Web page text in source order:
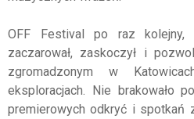
OFF Festival po raz kolejny,
zaczarował, zaskoczył i
zgromadzonym w
eksploracjach. Nie brakowało
premierowych odkryć i spotkań